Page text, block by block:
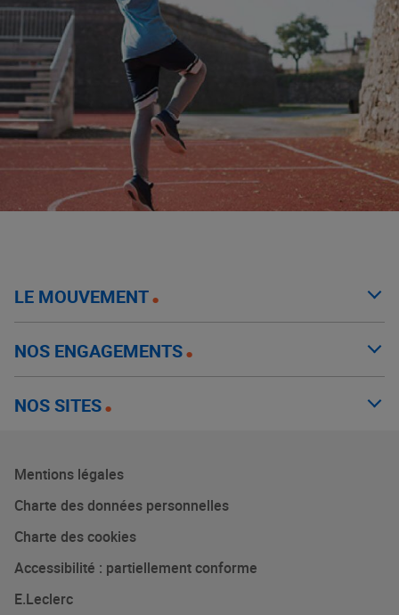
LE MOUVEMENT
NOS ENGAGEMENTS
NOS SITES
Mentions légales
Charte des données personnelles
Charte des cookies
Accessibilité : partiellement conforme
E.Leclerc